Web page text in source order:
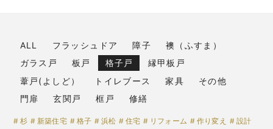
ALL フラッシュドア 障子
襖（ふすま）
ガラス戸
板戸 格子戸
縁甲板戸
葦戸(よしど）
トイレブース 家具
その他
門扉
玄関戸 框戸 修繕
杉 新築住宅 格子 浜松 住宅 リフォーム 作り変え
設計